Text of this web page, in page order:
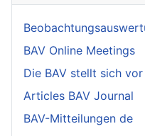
BAV Online Meetings
Die BAV stellt sich vor
Articles BAV Journal
BAV-Mitteilungen de